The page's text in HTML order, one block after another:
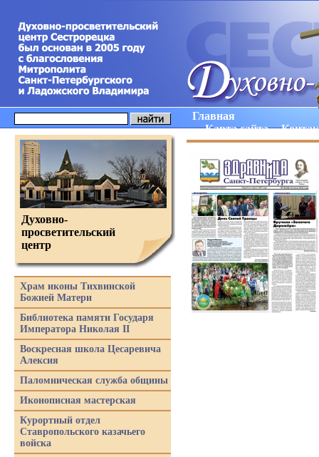
Главная
Карта сайта
Духовно-
просветительский
центр
Храм иконы Тихвинской
Божией Матери
Библиотека памяти Государя
Императора Николая II
Воскресная школа Цесаревича
Алексия
Паломническая служба общины
Иконописная мастерская
Курортный отдел
Ставропольского казачьего
войска